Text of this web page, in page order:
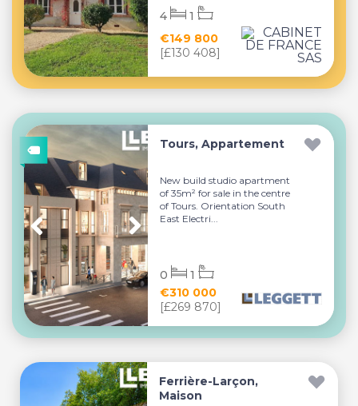
€149 800
[£130 408]
4 1
Tours, Appartement
New build studio apartment
of 35m² for sale in the centre
of Tours. Orientation South
East Electri...
€310 000
[£269 870]
0 1
Ferrière-Larçon,
Maison